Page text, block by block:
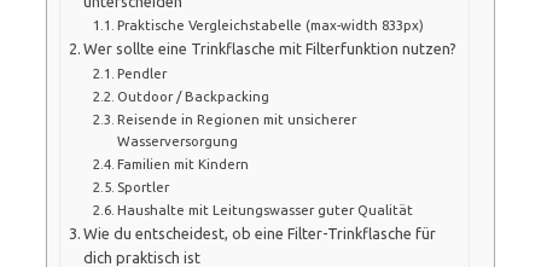
Praktische Vergleichstabelle (max-width 833px)
Wer sollte eine Trinkflasche mit Filterfunktion nutzen?
Pendler
Outdoor / Backpacking
Reisende in Regionen mit unsicherer
Wasserversorgung
Familien mit Kindern
Sportler
Haushalte mit Leitungswasser guter Qualität
Wie du entscheidest, ob eine Filter-Trinkflasche für
dich praktisch ist